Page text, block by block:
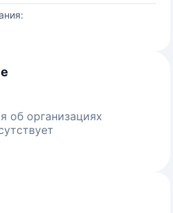
об организациях